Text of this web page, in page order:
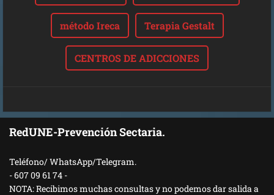
método Ireca Terapia Gestalt
CENTROS DE ADICCIONES
RedUNE-Prevención Sectaria.
Teléfono/ WhatsApp/Telegram.
- 607 09 61 74 -
NOTA: Recibimos muchas consultas y no podemos dar salida a